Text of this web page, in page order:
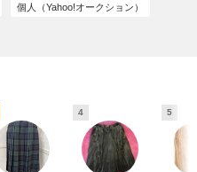
個人（Yahoo!オークション）
4 5